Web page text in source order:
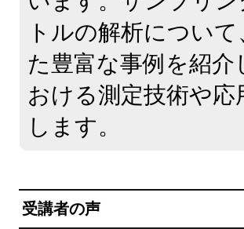
トルの解析につい
た豊富な事例を紹
おける測定技術や
します。
受講者の声